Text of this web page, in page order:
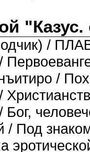
/
/
/ Под